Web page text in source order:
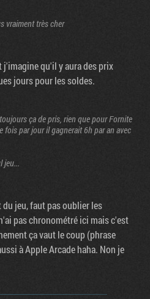
vraiment très cher
j'imagine qu'il y aura des prix
jours pour les soldes.
ça de pris, rien que pour Fornite
fois par jour il gagnerait 6h par an avec
jeu...
jeu, faut pas oublier les
pas chronométré ici mais c'est
ça vaut le coup (phrase
à Apple Arcade haha. Non je